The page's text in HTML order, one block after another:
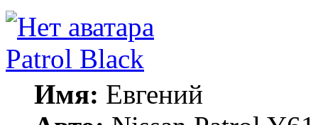
Patrol Black
Имя: Евгений